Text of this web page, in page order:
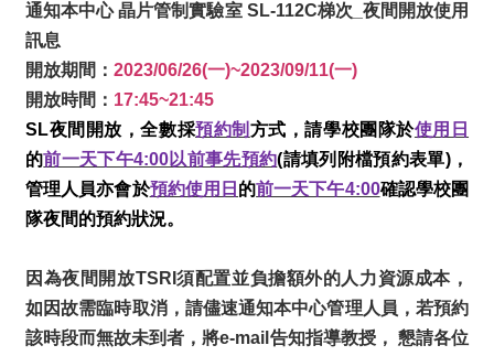
通知本中心 晶片管制實驗室 SL-112C梯次_夜間開放使用
訊息
開放期間： 2023/06/26(一)~2023/09/11(一)
開放時間： 17:45~21:45
SL夜間開放，全數採預約制 方式，請學校團隊於使用日
的前一天下午4:00以前事先預約(請填列附檔預約表單)，
管理人員亦會於預約使用日 的前一天下午4:00確認學校團
隊夜間的預約狀況。
因為夜間開放TSRI須配置並負擔額外的人力資源成本，
如因故需臨時取消，請儘速通知本中心管理人員，若預約
該時段而無故未到者，將e-mail告知指導教授， 懇請各位